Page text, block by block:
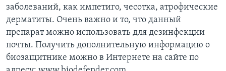
заболеваний, как импетиго, чесотка, атрофические
дерматиты. Очень важно и то, что данный
препарат можно использовать для дезинфекции
почты. Получить дополнительную информацию о
биозащитнике можно в Интернете на сайте по